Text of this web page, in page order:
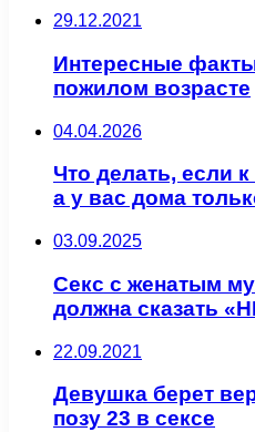
29.12.2021
Интересные
пожилом возрасте
04.04.2026
Что делать, если
а у вас дома
03.09.2025
Секс с женатым
должна сказать
22.09.2021
Девушка берет
позу 23 в сексе